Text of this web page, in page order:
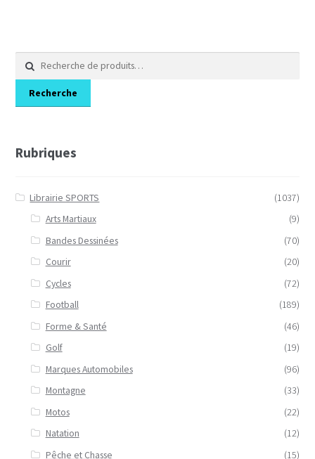
pour :
Recherche
Rubriques
Librairie SPORTS
(1037)
Arts Martiaux
(9)
Bandes Dessinées
(70)
Courir
(20)
Cycles
(72)
Football
(189)
Forme & Santé
(46)
Golf
(19)
Marques Automobiles
(96)
Montagne
(33)
Motos
(22)
Natation
(12)
Pêche et Chasse
(15)